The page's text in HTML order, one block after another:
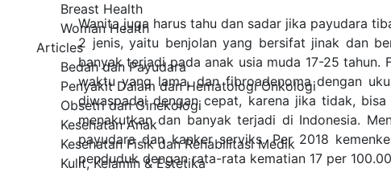
Breast Health
Woman Health
Articles
Bedah dan Payudara
Penyakit Dalam dan Hematologi Onkologi
Obsetri dan Ginekologi
Kesehatan Anak
Kesehatan Fisik dan Rehabilitasi Medik
Kulit, Kelamin & Estetika
Wanita juga harus tahu dan sadar jika payudara
2 jenis, yaitu benjolan yang bersifat jinak dan
banyak terjadi pada anak usia muda 17-25 tahun.
waktu yang lama, danfibroadenomadengan
diwaspadai dengan cepat, karena jika tidak,
menakutkan dan banyak terjadi di Indonesia.
payudaradan kanker serviks. Per 2018
penduduk dengan rata-rata kematian 17 per